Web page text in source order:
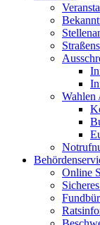
Wahlen
Online